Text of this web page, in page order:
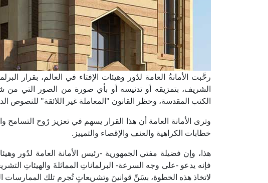
رحَّبت الأمانةُ العامة لدُور وهيئات الإفتاء في العالم، بقرار
الشريف، بتمزيقه أو تدنيسه أو بأي صورة من الصور التي
الكتب المقدسة، وحظر القانون "المعاملة غير اللائقة" للنصوص
وترى الأمانة العامة أن هذا القرار يسهم في تعزيز رُوح التسامح
خطابات الكراهية والعنف والإقصاء والتمييز.
هذا، وإن فضيلة مفتي الجمهورية -رئيس الأمانة العامة لدُور
فإنه يدعو -على وجه السرعة- البرلماناتِ المماثلةَ والهيئاتِ
لاتخاذ هذه الخطوة، بسَنِّ قوانينَ وتشريعاتٍ تُجرم تلك الممارسات